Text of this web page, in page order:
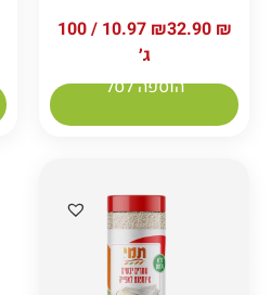
32.90 ₪
10.97 ₪
/ 100
ג׳
הוספה לסל